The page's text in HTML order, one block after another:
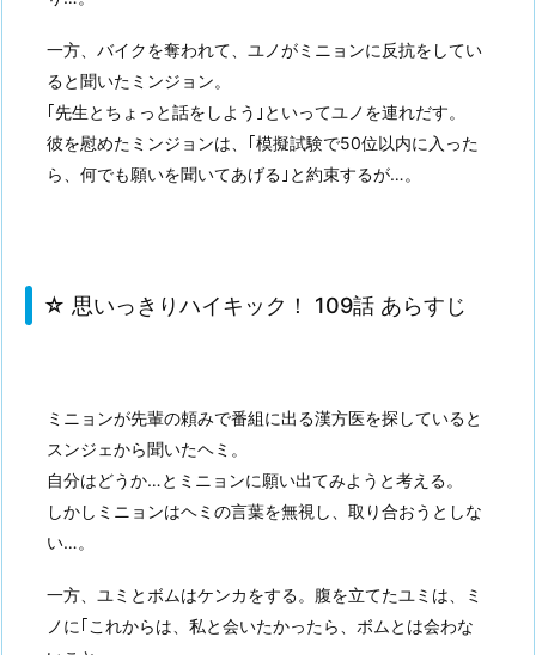
一方、バイクを奪われて、ユノがミニョンに反抗をしてい
ると聞いたミンジョン。
｢先生とちょっと話をしよう｣といってユノを連れだす。
彼を慰めたミンジョンは、｢模擬試験で50位以内に入った
ら、何でも願いを聞いてあげる｣と約束するが…。
☆ 思いっきりハイキック！ 109話 あらすじ
ミニョンが先輩の頼みで番組に出る漢方医を探していると
スンジェから聞いたヘミ。
自分はどうか…とミニョンに願い出てみようと考える。
しかしミニョンはヘミの言葉を無視し、取り合おうとしな
い…。
一方、ユミとボムはケンカをする。腹を立てたユミは、ミ
ノに｢これからは、私と会いたかったら、ボムとは会わな